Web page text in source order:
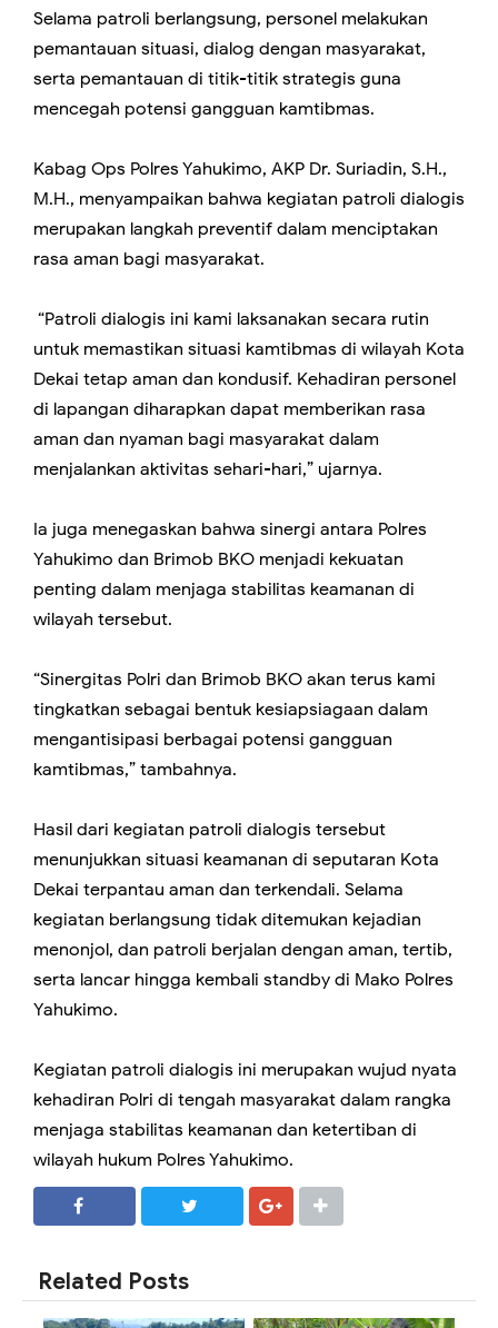
Selama patroli berlangsung, personel melakukan
pemantauan situasi, dialog dengan masyarakat,
serta pemantauan di titik-titik strategis guna
mencegah potensi gangguan kamtibmas.
Kabag Ops Polres Yahukimo, AKP Dr. Suriadin, S.H.,
M.H., menyampaikan bahwa kegiatan patroli dialogis
merupakan langkah preventif dalam menciptakan
rasa aman bagi masyarakat.
“Patroli dialogis ini kami laksanakan secara rutin
untuk memastikan situasi kamtibmas di wilayah Kota
Dekai tetap aman dan kondusif. Kehadiran personel
di lapangan diharapkan dapat memberikan rasa
aman dan nyaman bagi masyarakat dalam
menjalankan aktivitas sehari-hari,” ujarnya.
Ia juga menegaskan bahwa sinergi antara Polres
Yahukimo dan Brimob BKO menjadi kekuatan
penting dalam menjaga stabilitas keamanan di
wilayah tersebut.
“Sinergitas Polri dan Brimob BKO akan terus kami
tingkatkan sebagai bentuk kesiapsiagaan dalam
mengantisipasi berbagai potensi gangguan
kamtibmas,” tambahnya.
Hasil dari kegiatan patroli dialogis tersebut
menunjukkan situasi keamanan di seputaran Kota
Dekai terpantau aman dan terkendali. Selama
kegiatan berlangsung tidak ditemukan kejadian
menonjol, dan patroli berjalan dengan aman, tertib,
serta lancar hingga kembali standby di Mako Polres
Yahukimo.
Kegiatan patroli dialogis ini merupakan wujud nyata
kehadiran Polri di tengah masyarakat dalam rangka
menjaga stabilitas keamanan dan ketertiban di
wilayah hukum Polres Yahukimo.
Related Posts